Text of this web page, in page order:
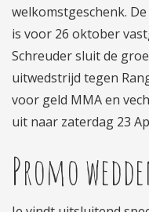
welkomstgeschenk.
is voor 26 oktober
Schreuder sluit de
uitwedstrijd tegen
voor geld MMA en
uit naar zaterdag 23
Promo